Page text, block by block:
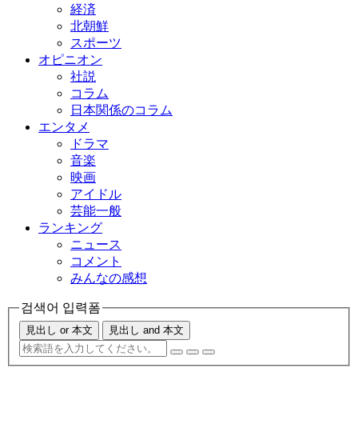
経済
北朝鮮
スポーツ
オピニオン
社説
コラム
日本関係のコラム
エンタメ
ドラマ
音楽
映画
アイドル
芸能一般
ランキング
ニュース
コメント
みんなの感想
검색어 입력폼
見出し or 本文 見出し and 本文